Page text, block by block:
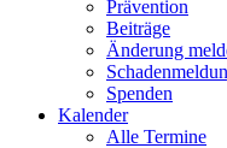
Prävention
Beiträge
Änderung
Spenden
Kalender
Alle Termine